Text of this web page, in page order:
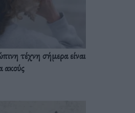
τέχνη σήμερα είναι
ακούς